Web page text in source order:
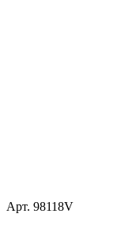
Арт. 98118V